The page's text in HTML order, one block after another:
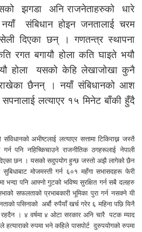
झगडा अनि राजनेताहरुको धारे
संबिधान होइन जनतालाई चरम
दिएका छन् । गणतन्त्र स्थापना
रगत बगायौ होला कति घाइते भयौ
होला यसको केहि लेखाजोखा कुनै
राखेका छैनन् । नयाँ संबिधानको आश
सपनालाई लत्याएर १५ मिनेट बाँकी हुँदै
अभीष्टलाई लत्याएर सत्तामा टिकिराख्न जस्तै
पनि नहिच्किचाउने राजनीतिक ठगहरूलाई नेपाली
छन । यसको सदुपयोग हुन्छ जस्तो अझै लागेको छैन
मोजमस्ती गर्न ६०१ महँगा सभासदहरू फेरी
भन्दा पनि आफ्नो गुटको भविष्य सुरक्षित गर्न सबै दलहरु
सफलताको प्रभाबकारी भूमिका पुरा गर्न नसक्ने यी
पसिनाको अर्बौ रुपैयाँ खर्च गरेर ६ महिना पछि यिनै
। ४ वर्षमा ४ ओटा सरकार अनि चारै पटक म्याद
हत्याराको रुपमा भने कहिले पासपोर्ट दुरुपयोगको रुपमा